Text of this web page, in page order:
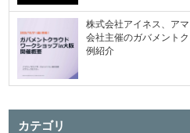
株式会社アイネス、ア
会社主催のガバメント
例紹介
カテゴリ